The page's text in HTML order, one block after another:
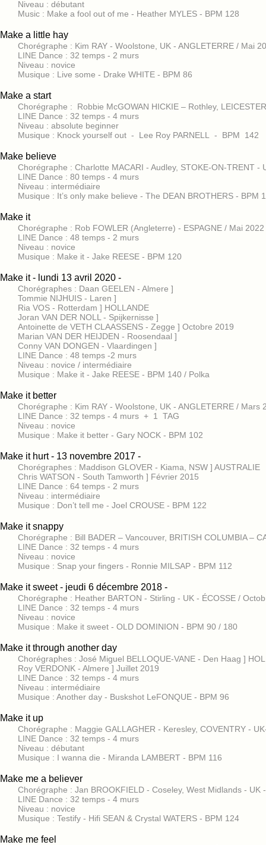
Niveau : débutant
Music : Make a fool out of me - Heather MYLES - BPM 128
Make a little hay
Chorégraphe : Kim RAY - Woolstone, UK - ANGLETERRE / Mai
LINE Dance : 32 temps - 2 murs
Niveau : novice
Musique : Live some - Drake WHITE - BPM 86
Make a start
Chorégraphe : Robbie McGOWAN HICKIE – Rothley,
LINE Dance : 32 temps - 4 murs
Niveau : absolute beginner
Musique : Knock yourself out - Lee Roy PARNELL - BPM 142
Make believe
Chorégraphe : Charlotte MACARI - Audley, STOKE-ON-TRENT -
LINE Dance : 80 temps - 4 murs
Niveau : intermédiaire
Musique : It’s only make believe - The DEAN BROTHERS - BPM
Make it
Chorégraphe : Rob FOWLER (Angleterre) - ESPAGNE / Mai 2022
LINE Dance : 48 temps - 2 murs
Niveau : novice
Musique : Make it - Jake REESE - BPM 120
Make it - lundi 13 avril 2020 -
Chorégraphes : Daan GEELEN - Almere ]
Tommie NIJHUIS - Laren ]
Ria VOS - Rotterdam ] HOLLANDE
Joran VAN DER NOLL - Spijkernisse ]
Antoinette de VETH CLAASSENS - Zegge ] Octobre 2019
Marian VAN DER HEIJDEN - Roosendaal ]
Conny VAN DONGEN - Vlaardingen ]
LINE Dance : 48 temps -2 murs
Niveau : novice / intermédiaire
Musique : Make it - Jake REESE - BPM 140 / Polka
Make it better
Chorégraphe : Kim RAY - Woolstone, UK - ANGLETERRE / Mars
LINE Dance : 32 temps - 4 murs + 1 TAG
Niveau : novice
Musique : Make it better - Gary NOCK - BPM 102
Make it hurt - 13 novembre 2017 -
Chorégraphes : Maddison GLOVER - Kiama, NSW ] AUSTRALIE
Chris WATSON - South Tamworth ] Février 2015
LINE Dance : 64 temps - 2 murs
Niveau : intermédiaire
Musique : Don’t tell me - Joel CROUSE - BPM 122
Make it snappy
Chorégraphe : Bill BADER – Vancouver, BRITISH COLUMBIA –
LINE Dance : 32 temps - 4 murs
Niveau : novice
Musique : Snap your fingers - Ronnie MILSAP - BPM 112
Make it sweet - jeudi 6 décembre 2018 -
Chorégraphe : Heather BARTON - Stirling - UK - ÉCOSSE /
LINE Dance : 32 temps - 4 murs
Niveau : novice
Musique : Make it sweet - OLD DOMINION - BPM 90 / 180
Make it through another day
Chorégraphes : José Miguel BELLOQUE-VANE - Den Haag ]
Roy VERDONK - Almere ] Juillet 2019
LINE Dance : 32 temps - 4 murs
Niveau : intermédiaire
Musique : Another day - Buskshot LeFONQUE - BPM 96
Make it up
Chorégraphe : Maggie GALLAGHER - Keresley, COVENTRY -
LINE Dance : 32 temps - 4 murs
Niveau : débutant
Musique : I wanna die - Miranda LAMBERT - BPM 116
Make me a believer
Chorégraphe : Jan BROOKFIELD - Coseley, West Midlands - UK
LINE Dance : 32 temps - 4 murs
Niveau : novice
Musique : Testify - Hifi SEAN & Crystal WATERS - BPM 124
Make me feel